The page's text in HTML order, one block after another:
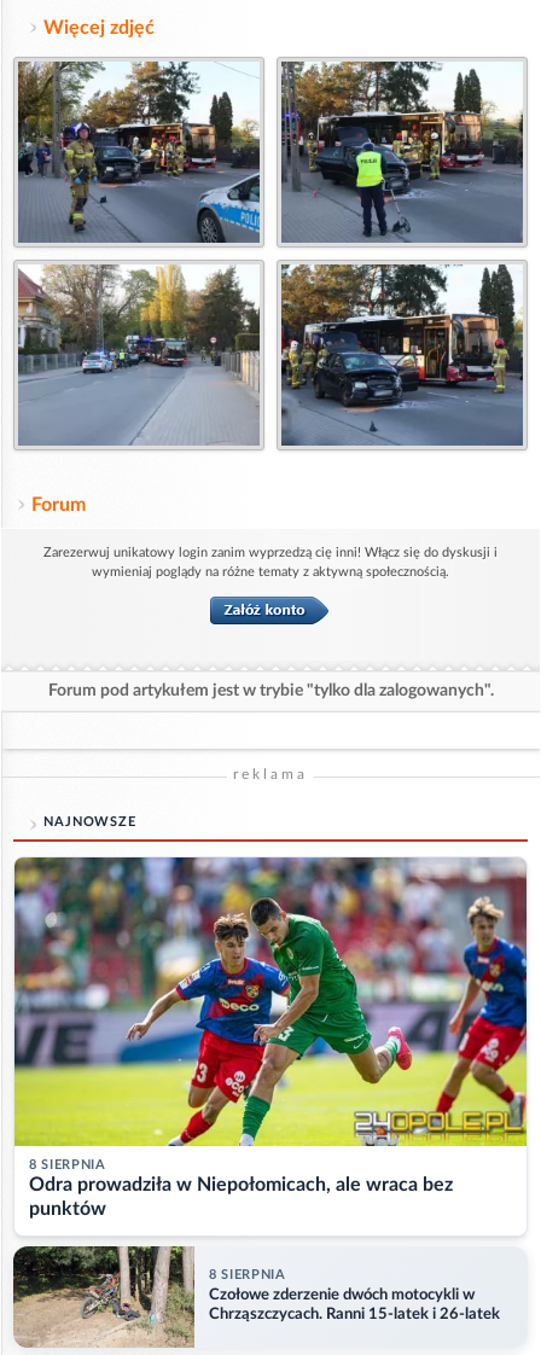
Więcej zdjęć
Forum
Zarezerwuj unikatowy login zanim wyprzedzą cię inni! Włącz się do dyskusji i
wymieniaj poglądy na różne tematy z aktywną społecznością.
Forum pod artykułem jest w trybie "tylko dla zalogowanych".
reklama
NAJNOWSZE
8 SIERPNIA
Odra prowadziła w Niepołomicach, ale wraca bez
punktów
8 SIERPNIA
Czołowe zderzenie dwóch motocykli w
Chrząszczycach. Ranni 15-latek i 26-latek